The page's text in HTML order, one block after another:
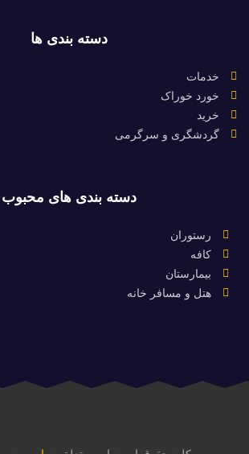
دسته بندی ها
خدمات
خورد خوراک
خرید
گردشگری و سرگرمی
دسته بندی های محبوب
رستوران
کافه
بیمارستان
هتل و مسافر خانه